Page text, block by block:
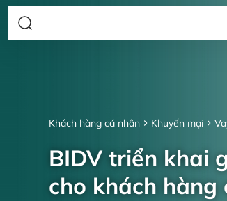
Khách hàng cá nhân Khuyến mại
BIDV triển khai
cho khách hàng